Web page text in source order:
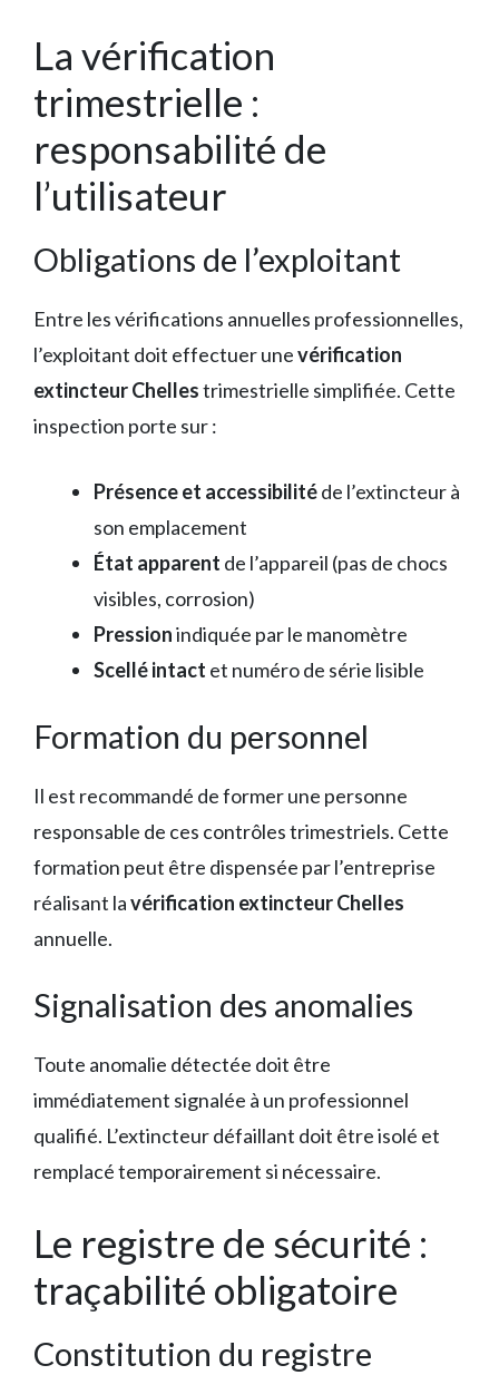
La vérification
trimestrielle :
responsabilité de
l’utilisateur
Obligations de l’exploitant
Entre les vérifications annuelles professionnelles,
l’exploitant doit effectuer unevérification
extincteur Chellestrimestrielle simplifiée. Cette
inspection porte sur :
Présence et accessibilitéde l’extincteur à
son emplacement
État apparent de l’appareil (pas de chocs
visibles, corrosion)
Pressionindiquée par le manomètre
Scellé intact et numéro de série lisible
Formation du personnel
Il est recommandé de former une personne
responsable de ces contrôles trimestriels. Cette
formation peut être dispensée par l’entreprise
réalisant lavérification extincteur Chelles
annuelle.
Signalisation des anomalies
Toute anomalie détectée doit être
immédiatement signalée à un professionnel
qualifié. L’extincteur défaillant doit être isolé et
remplacé temporairement si nécessaire.
Le registre de sécurité :
traçabilité obligatoire
Constitution du registre